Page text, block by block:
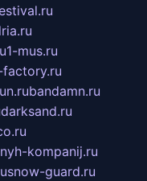
1-mus.ru
factory.ru
bandamn.ru
darksand.ru
kompanij.ru
snow-guard.ru